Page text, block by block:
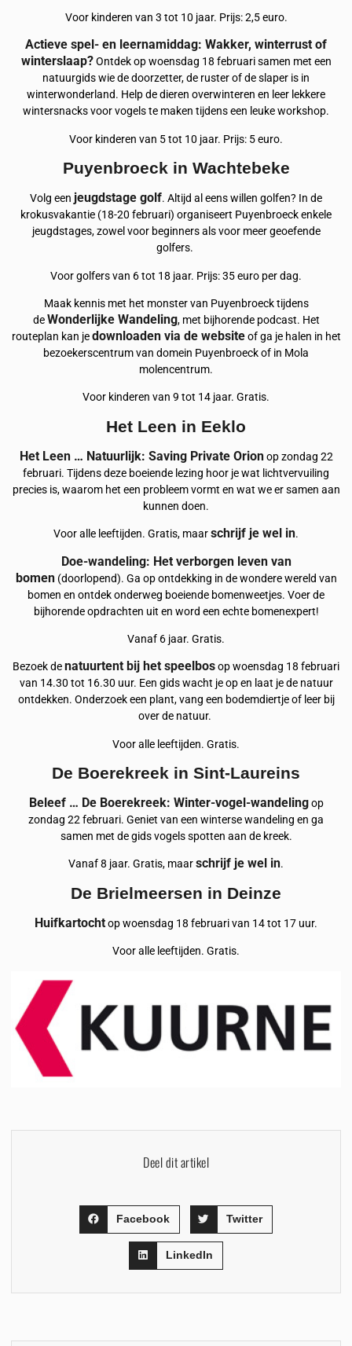
Voor kinderen van 3 tot 10 jaar. Prijs: 2,5 euro.
Actieve spel- en leernamiddag: Wakker, winterrust of
winterslaap?Ontdek op woensdag 18 februari samen met een
natuurgids wie de doorzetter, de ruster of de slaper is in
winterwonderland. Help de dieren overwinteren en leer lekkere
wintersnacks voor vogels te maken tijdens een leuke workshop.
Voor kinderen van 5 tot 10 jaar. Prijs: 5 euro.
Puyenbroeck in Wachtebeke
Volg een jeugdstage golf. Altijd al eens willen golfen? In de
krokusvakantie (18-20 februari) organiseert Puyenbroeck enkele
jeugdstages, zowel voor beginners als voor meer geoefende
golfers.
Voor golfers van 6 tot 18 jaar. Prijs: 35 euro per dag.
Maak kennis met het monster van Puyenbroeck tijdens
deWonderlijke Wandeling, met bijhorende podcast. Het
routeplan kan jedownloaden via de websiteof ga je halen in het
bezoekerscentrum van domein Puyenbroeck of in Mola
molencentrum.
Voor kinderen van 9 tot 14 jaar. Gratis.
Het Leen in Eeklo
Het Leen … Natuurlijk: Saving Private Orionop zondag 22
februari. Tijdens deze boeiende lezing hoor je wat lichtvervuiling
precies is, waarom het een probleem vormt en wat we er samen aan
kunnen doen.
Voor alle leeftijden. Gratis, maarschrijf je wel in.
Doe-wandeling: Het verborgen leven van
bomen(doorlopend). Ga op ontdekking in de wondere wereld van
bomen en ontdek onderweg boeiende bomenweetjes. Voer de
bijhorende opdrachten uit en word een echte bomenexpert!
Vanaf 6 jaar. Gratis.
Bezoek denatuurtent bij het speelbosop woensdag 18 februari
van 14.30 tot 16.30 uur. Een gids wacht je op en laat je de natuur
ontdekken. Onderzoek een plant, vang een bodemdiertje of leer bij
over de natuur.
Voor alle leeftijden. Gratis.
De Boerekreek in Sint-Laureins
Beleef … De Boerekreek: Winter-vogel-wandelingop
zondag 22 februari. Geniet van een winterse wandeling en ga
samen met de gids vogels spotten aan de kreek.
Vanaf 8 jaar. Gratis, maarschrijf je wel in.
De Brielmeersen in Deinze
Huifkartochtop woensdag 18 februari van 14 tot 17 uur.
Voor alle leeftijden. Gratis.
Deel dit artikel
Facebook Twitter
LinkedIn